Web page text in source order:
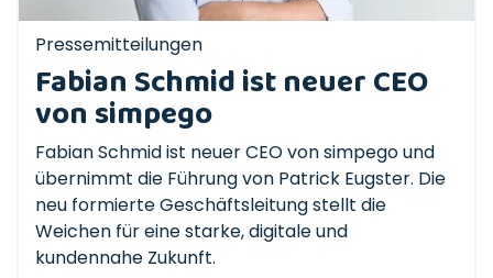
Pressemitteilungen
Fabian Schmid ist neuer CEO
von simpego
Fabian Schmid ist neuer CEO von simpego und
übernimmt die Führung von Patrick Eugster. Die
neu formierte Geschäftsleitung stellt die
Weichen für eine starke, digitale und
kundennahe Zukunft.